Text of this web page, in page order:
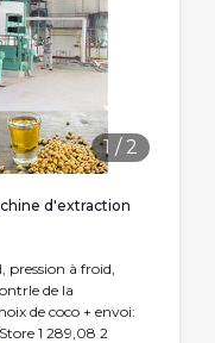
1 / 2
d'extraction
pression à froid,
de la
de coco + envoi:
1 289,08 2